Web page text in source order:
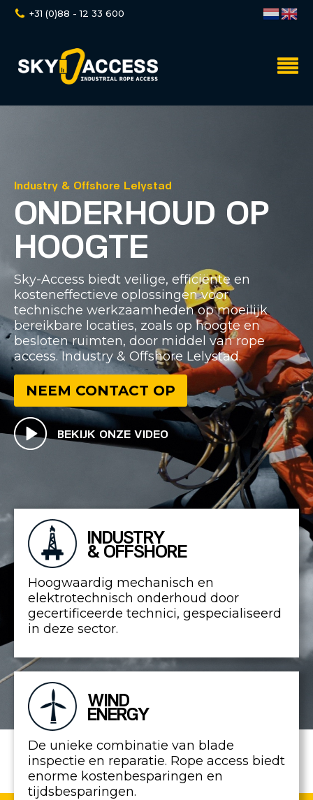
+31 (0)88 - 12 33 600
Industry & Offshore Lelystad
ONDERHOUD OP
HOOGTE
Sky-Access biedt veilige, efficiënte en
kosteneffectieve oplossingen voor
technische werkzaamheden op moeilijk
bereikbare locaties, zoals op hoogte en
besloten ruimten, door middel van rope
access. Industry & Offshore Lelystad.
NEEM CONTACT OP
BEKIJK ONZE VIDEO
INDUSTRY
& OFFSHORE
Hoogwaardig mechanisch en
elektrotechnisch onderhoud door
gecertificeerde technici, gespecialiseerd
in deze sector.
WIND
ENERGY
De unieke combinatie van blade
inspectie en reparatie. Rope access biedt
enorme kostenbesparingen en
tijdsbesparingen.